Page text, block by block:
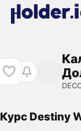
Курс Destiny